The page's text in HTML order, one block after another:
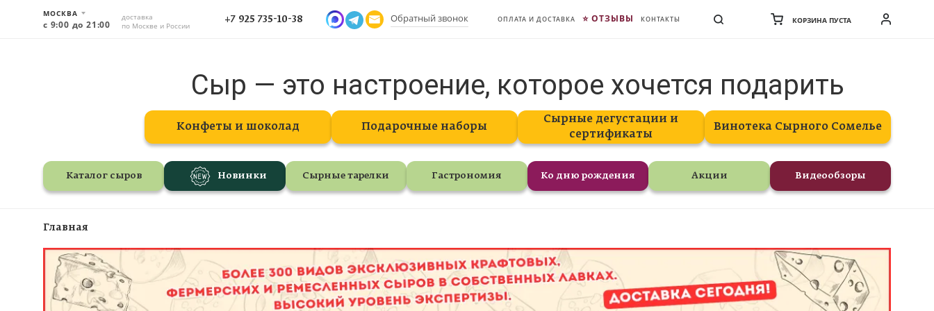
МОСКВА
с 9:00 до 21:00
доставка
по Москве и России
+7 925 735-10-38 Обратный звонок ОПЛАТА И ДОСТАВКА ОТЗЫВЫ КОНТАКТЫ КОРЗИНА ПУСТА
Сыр — это настроение, которое хочется подарить
Конфеты и шоколад Подарочные наборы
Сырные дегустации и
сертификаты
Винотека Сырного Сомелье
Каталог сыров Новинки Сырные тарелки Гастрономия Ко дню рождения Акции Видеообзоры
Главная